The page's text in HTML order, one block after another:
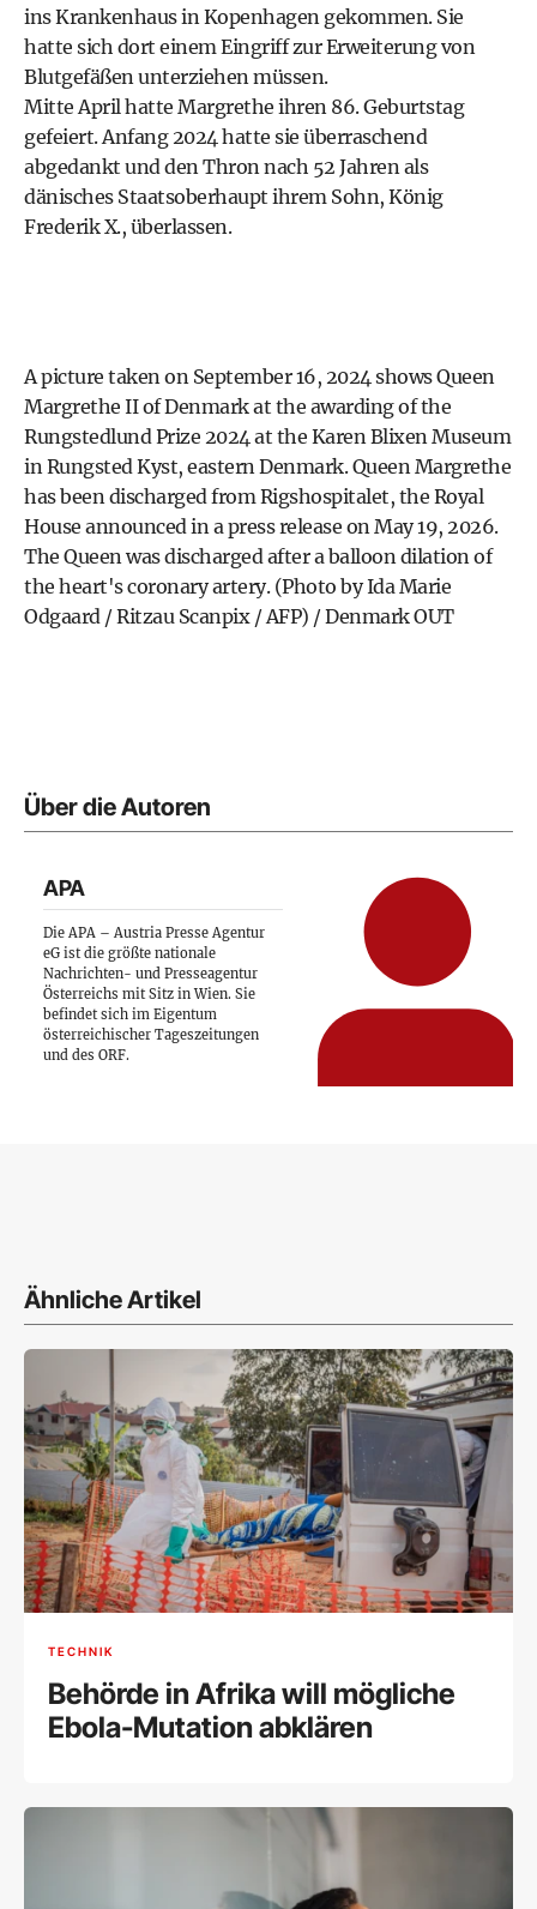
ins Krankenhaus in Kopenhagen gekommen. Sie
hatte sich dort einem Eingriff zur Erweiterung von
Blutgefäßen unterziehen müssen.
Mitte April hatte Margrethe ihren 86. Geburtstag
gefeiert. Anfang 2024 hatte sie überraschend
abgedankt und den Thron nach 52 Jahren als
dänisches Staatsoberhaupt ihrem Sohn, König
Frederik X., überlassen.
A picture taken on September 16, 2024 shows Queen
Margrethe II of Denmark at the awarding of the
Rungstedlund Prize 2024 at the Karen Blixen Museum
in Rungsted Kyst, eastern Denmark. Queen Margrethe
has been discharged from Rigshospitalet, the Royal
House announced in a press release on May 19, 2026.
The Queen was discharged after a balloon dilation of
the heart's coronary artery. (Photo by Ida Marie
Odgaard / Ritzau Scanpix / AFP) / Denmark OUT
Über die Autoren
APA
Die APA – Austria Presse Agentur
eG ist die größte nationale
Nachrichten- und Presseagentur
Österreichs mit Sitz in Wien. Sie
befindet sich im Eigentum
österreichischer Tageszeitungen
und des ORF.
Ähnliche Artikel
TECHNIK
Behörde in Afrika will mögliche
Ebola-Mutation abklären